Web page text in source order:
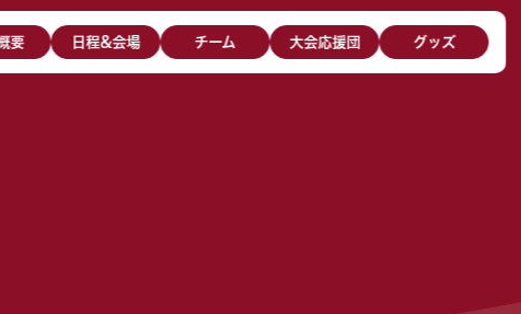
要 日程&会場 チーム 大会応援団 グッズ